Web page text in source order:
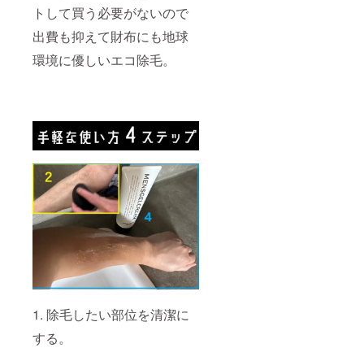
トして買う必要がないので
出費も抑えて財布にも地球
環境に優しいエコ除毛。
1. 除毛したい部位を清潔に
する。